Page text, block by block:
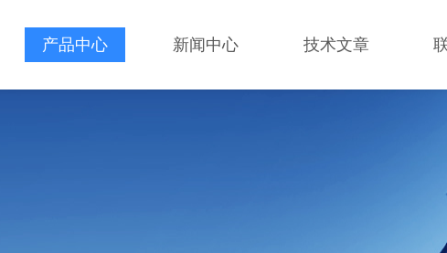
产品中心 新闻中心 技术文章